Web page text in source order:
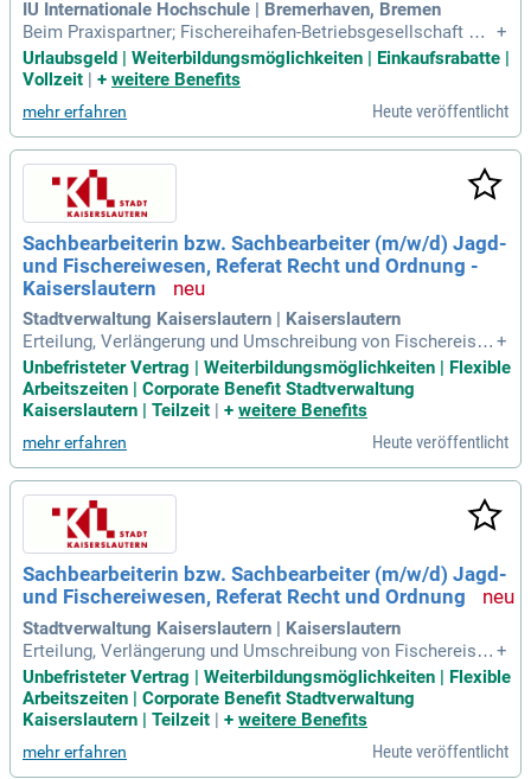
IU Internationale Hochschule | Bremerhaven, Bremen
Beim Praxispartner; Fischereihafen-Betriebsgesellschaft mb
H: Du musst keine Studiengebühren zahlen; das übernehme
n wir von der Fischereihafen-Betriebsgesellschaft mbH für D
+
Urlaubsgeld | Weiterbildungsmöglichkeiten | Einkaufsrabatte |
Vollzeit | + weitere Benefits
mehr erfahren Heute veröffentlicht
Sachbearbeiterin bzw. Sachbearbeiter (m/w/d) Jagd-
und Fischereiwesen, Referat Recht und Ordnung -
Kaiserslautern
Stadtverwaltung Kaiserslautern | Kaiserslautern
Erteilung, Verlängerung und Umschreibung von Fischereisch
einen Abnahme von Fischereiprüfungen und Mitgliedschaft i
m Fischereiprüfungsausschuss Kaiserslautern Aufhebung v
on Erlaubnissen, Erteilung von Waffenbesitzverboten, insb.
+
Unbefristeter Vertrag | Weiterbildungsmöglichkeiten | Flexible
Arbeitszeiten | Corporate Benefit Stadtverwaltung
Kaiserslautern | Teilzeit
+ weitere Benefits
mehr erfahren Heute veröffentlicht
Sachbearbeiterin bzw. Sachbearbeiter (m/w/d) Jagd-
und Fischereiwesen, Referat Recht und Ordnung
Stadtverwaltung Kaiserslautern | Kaiserslautern
Erteilung, Verlängerung und Umschreibung von Fischereisch
einen Abnahme von Fischereiprüfungen und Mitgliedschaft i
m Fischereiprüfungsausschuss Kaiserslautern Aufhebung v
on Erlaubnissen, Erteilung von Waffenbesitzverboten, insb.
+
Unbefristeter Vertrag | Weiterbildungsmöglichkeiten | Flexible
Arbeitszeiten | Corporate Benefit Stadtverwaltung
Kaiserslautern | Teilzeit | + weitere Benefits
mehr erfahren Heute veröffentlicht